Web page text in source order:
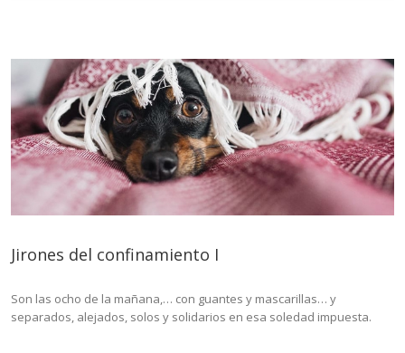
Jirones del confinamiento I
Son las ocho de la mañana,… con guantes y mascarillas… y
separados, alejados, solos y solidarios en esa soledad impuesta.